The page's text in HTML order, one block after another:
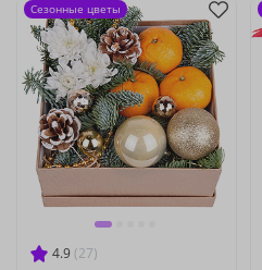
4.9 (27)
Сезонные цветы